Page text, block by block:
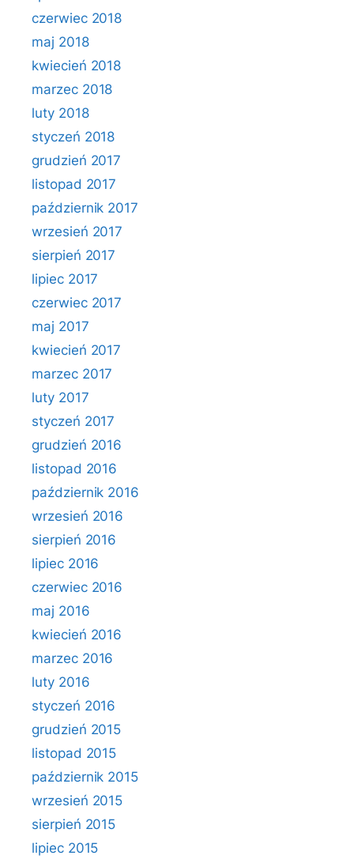
czerwiec 2018
maj 2018
kwiecień 2018
marzec 2018
luty 2018
styczeń 2018
grudzień 2017
listopad 2017
październik 2017
wrzesień 2017
sierpień 2017
lipiec 2017
czerwiec 2017
maj 2017
kwiecień 2017
marzec 2017
luty 2017
styczeń 2017
grudzień 2016
listopad 2016
październik 2016
wrzesień 2016
sierpień 2016
lipiec 2016
czerwiec 2016
maj 2016
kwiecień 2016
marzec 2016
luty 2016
styczeń 2016
grudzień 2015
listopad 2015
październik 2015
wrzesień 2015
sierpień 2015
lipiec 2015